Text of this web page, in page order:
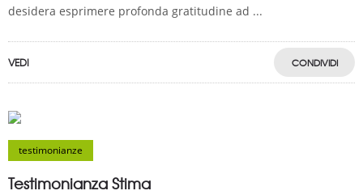
desidera esprimere profonda gratitudine ad ...
VEDI CONDIVIDI
testimonianze
Testimonianza Stima